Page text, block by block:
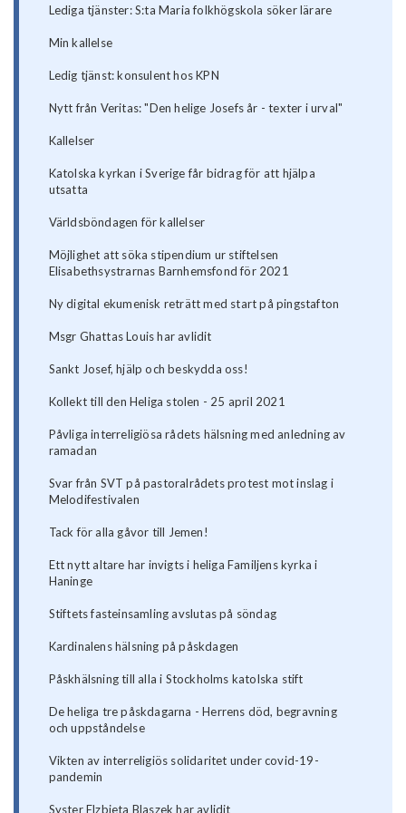
Lediga tjänster: S:ta Maria folkhögskola söker lärare
Min kallelse
Ledig tjänst: konsulent hos KPN
Nytt från Veritas: "Den helige Josefs år - texter i urval"
Kallelser
Katolska kyrkan i Sverige får bidrag för att hjälpa
utsatta
Världsböndagen för kallelser
Möjlighet att söka stipendium ur stiftelsen
Elisabethsystrarnas Barnhemsfond för 2021
Ny digital ekumenisk reträtt med start på pingstafton
Msgr Ghattas Louis har avlidit
Sankt Josef, hjälp och beskydda oss!
Kollekt till den Heliga stolen - 25 april 2021
Påvliga interreligiösa rådets hälsning med anledning av
ramadan
Svar från SVT på pastoralrådets protest mot inslag i
Melodifestivalen
Tack för alla gåvor till Jemen!
Ett nytt altare har invigts i heliga Familjens kyrka i
Haninge
Stiftets fasteinsamling avslutas på söndag
Kardinalens hälsning på påskdagen
Påskhälsning till alla i Stockholms katolska stift
De heliga tre påskdagarna - Herrens död, begravning
och uppståndelse
Vikten av interreligiös solidaritet under covid-19-
pandemin
Syster Elzbieta Blaszek har avlidit